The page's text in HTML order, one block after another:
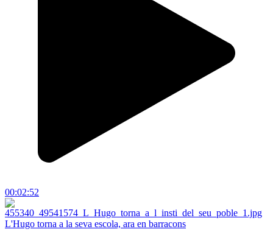
00:02:52
L'Hugo torna a la seva escola, ara en barracons